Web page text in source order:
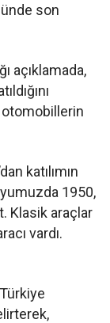
son
açıklamada,
katılımın
1950,
Klasik araçlar
vardı.